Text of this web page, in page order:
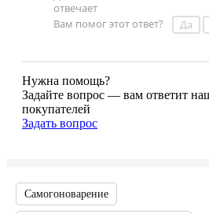
Вам помог этот ответ? Да
Нужна помощь?
Задайте вопрос — вам ответит
покупателей
Задать вопрос
Самогоноварение